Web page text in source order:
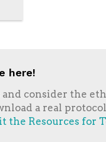
here!
consider the
a real
the Resources for